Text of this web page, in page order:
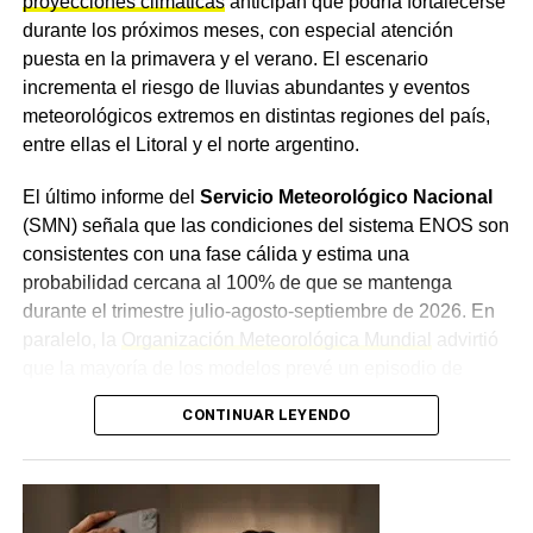
DesdeSameepremarcaron que estas intervenciones
forman parte de un plan de trabajo preventivo que la
empresa desarrolla en distintos puntos de la provincia
para responder con rapidez a las variaciones hidrológicas
y asegurar la prestación del servicio, priorizando el
abastecimiento a la población. La planta de Puerto
Lavalle distribuye agua potable a esa localidad y a Fortín
Lavalle, Juan José Castelli, Miraflores, El Espinillo y Villa
Río Bermejito.
durante los próximos meses, con especial atención
puesta en la primavera y el verano. El escenario
incrementa el riesgo de lluvias abundantes y eventos
meteorológicos extremos en distintas regiones del país,
entre ellas el Litoral y el norte argentino.
El último informe del Servicio Meteorológico Nacional
(SMN) señala que las condiciones del sistema ENOS son
consistentes con una fase cálida y estima una
probabilidad cercana al 100% de que se mantenga
durante el trimestre julio-agosto-septiembre de 2026. En
Organización Meteorológica Mundial
advirtió
intensidad al menos moderada, con posibilidades de que
llegue a ser fuerte, en un contexto de rápido
modifica los patrones habituales de circulación
atmosférica, aunque los especialistas remarcan que no
CONTINUAR LEYENDO